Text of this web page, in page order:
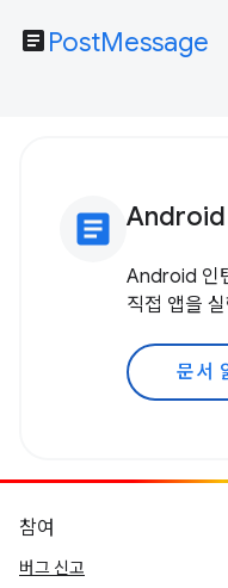
article PostMessage
article Android
Android 인
직접 앱을
문서
참여
버그 신고